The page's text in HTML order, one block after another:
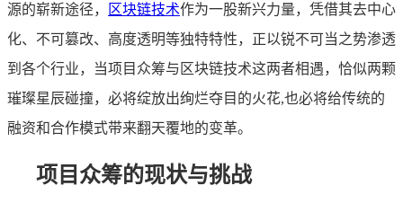
源的崭新途径，
区块链技术作为一股新兴力量，凭借其去中心
化、不可篡改、高度透明等独特特性，正以锐不可当之势渗透
到各个行业，当项目众筹与区块链技术这两者相遇，恰似两颗
璀璨星辰碰撞，必将绽放出绚烂夺目的火花,也必将给传统的
融资和合作模式带来翻天覆地的变革。
项目众筹的现状与挑战